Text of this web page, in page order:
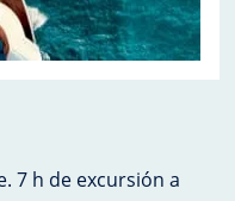
7 h de excursión a